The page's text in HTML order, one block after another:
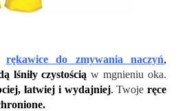
rękawice do zmywania naczyń,
lśniły czystością w mgnieniu oka.
łatwiej i wydajniej. Twoje ręce